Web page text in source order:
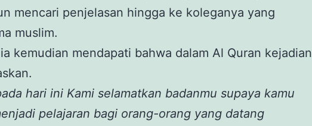
mencari penjelasan hingga ke koleganya yang
muslim.
kemudian mendapati bahwa dalam Al Quran kejadian
hari ini Kami selamatkan badanmu supaya kamu
pelajaran bagi orang-orang yang datang